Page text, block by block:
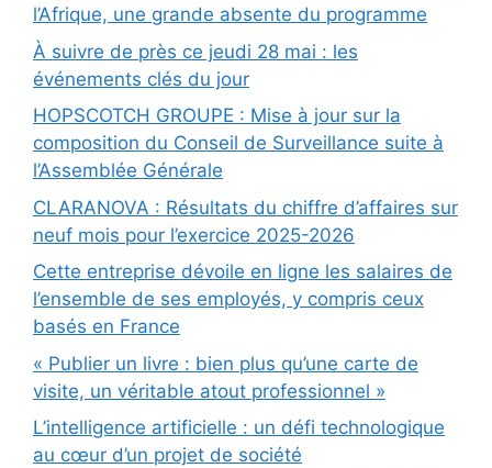
l’Afrique, une grande absente du programme
À suivre de près ce jeudi 28 mai : les
événements clés du jour
HOPSCOTCH GROUPE : Mise à jour sur la
composition du Conseil de Surveillance suite à
l’Assemblée Générale
CLARANOVA : Résultats du chiffre d’affaires sur
neuf mois pour l’exercice 2025-2026
Cette entreprise dévoile en ligne les salaires de
l’ensemble de ses employés, y compris ceux
basés en France
« Publier un livre : bien plus qu’une carte de
visite, un véritable atout professionnel »
L’intelligence artificielle : un défi technologique
au cœur d’un projet de société